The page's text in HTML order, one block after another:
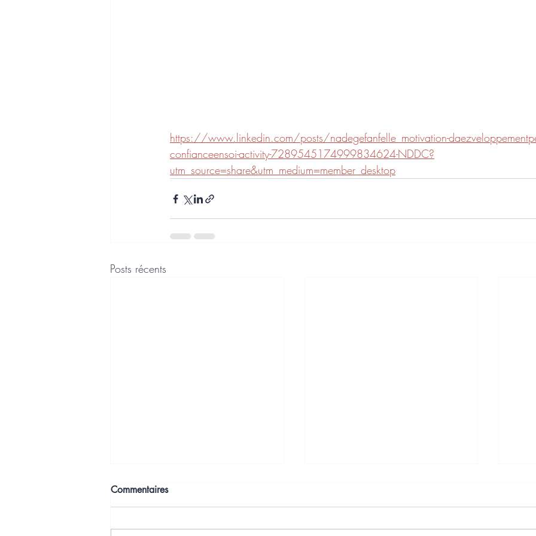
https://www.linkedin.com/posts/nadegefanfelle_motivation-
confianceensoi-activity-7289545174999834624-NDDC?
utm_source=share&utm_medium=member_desktop
Posts récents
Commentaires